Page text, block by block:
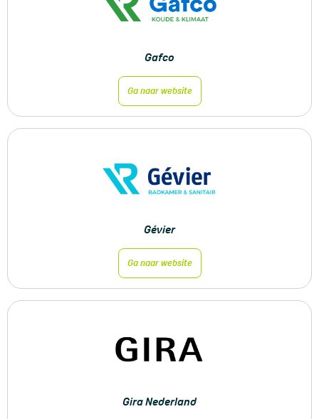
Gafco
Ga naar website
Gévier
Ga naar website
Gira Nederland